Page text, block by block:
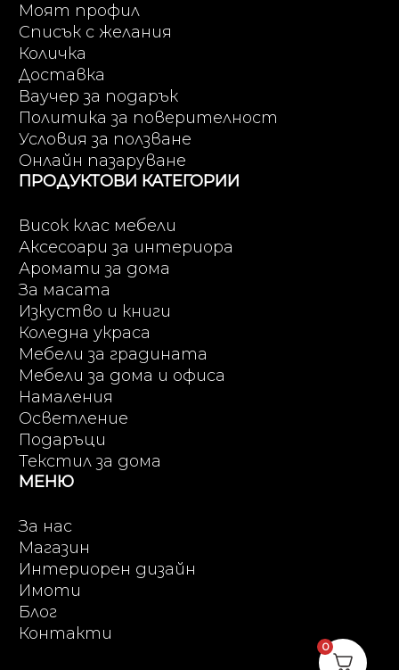
Моят профил
Списък с желания
Количка
Доставка
Ваучер за подарък
Политика за поверителност
Условия за ползване
Онлайн пазаруване
ПРОДУКТОВИ КАТЕГОРИИ
Висок клас мебели
Аксесоари за интериора
Аромати за дома
За масата
Изкуство и книги
Коледна украса
Мебели за градината
Мебели за дома и офиса
Намаления
Осветление
Подаръци
Текстил за дома
МЕНЮ
За нас
Магазин
Интериорен дизайн
Имоти
Блог
Контакти
0